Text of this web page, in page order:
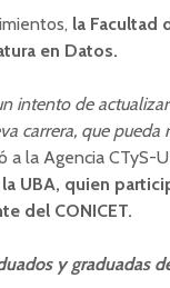
la Facultad
en Datos.
intento de
carrera, que
a la Agencia CTyS-
UBA, quien
del CONICET.
y graduadas